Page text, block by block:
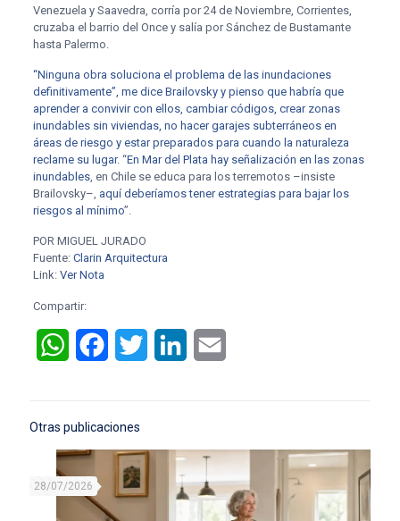
Venezuela y Saavedra, corría por 24 de Noviembre, Corrientes,
cruzaba el barrio del Once y salía por Sánchez de Bustamante
hasta Palermo.
“Ninguna obra soluciona el problema de las inundaciones
definitivamente”, me dice Brailovsky y pienso que habría que
aprender a convivir con ellos, cambiar códigos, crear zonas
inundables sin viviendas, no hacer garajes subterráneos en
áreas de riesgo y estar preparados para cuando la naturaleza
reclame su lugar. “En Mar del Plata hay señalización en las zonas
inundables, en Chile se educa para los terremotos –insiste
Brailovsky–, aquí deberíamos tener estrategias para bajar los
riesgos al mínimo”.
POR MIGUEL JURADO
Fuente: Clarin Arquitectura
Link: Ver Nota
Compartir:
WhatsAppFacebookTwitter LinkedIn
Otras publicaciones
28/07/2026